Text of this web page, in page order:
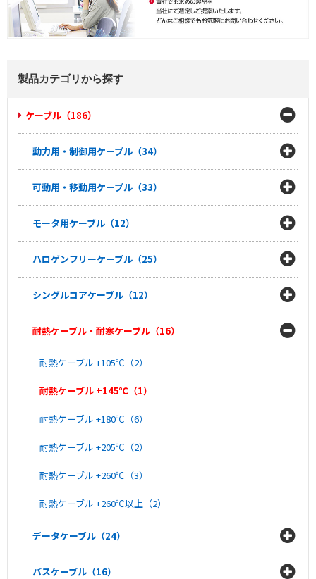
製品カテゴリから探す
ケーブル（186）
動力用・制御用ケーブル（34）
可動用・移動用ケーブル（33）
モータ用ケーブル（12）
ハロゲンフリーケーブル（25）
シングルコアケーブル（12）
耐熱ケーブル・耐寒ケーブル（16）
耐熱ケーブル +105℃（2）
耐熱ケーブル +145℃（1）
耐熱ケーブル +180℃（6）
耐熱ケーブル +205℃（2）
耐熱ケーブル +260℃（3）
耐熱ケーブル +260℃以上（2）
データケーブル（24）
バスケーブル（16）